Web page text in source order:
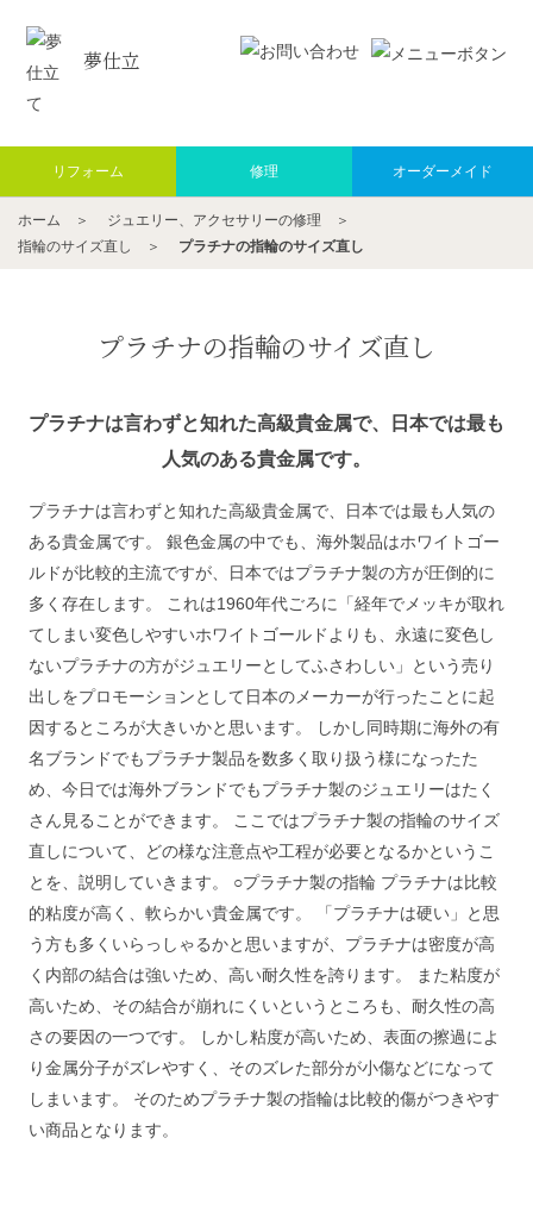
夢仕立
リフォーム 修理 オーダーメイド
ホーム ＞ ジュエリー、アクセサリーの修理 ＞
指輪のサイズ直し
＞ プラチナの指輪のサイズ直し
プラチナの指輪のサイズ直し
プラチナは言わずと知れた高級貴金属で、日本では最も
人気のある貴金属です。
プラチナは言わずと知れた高級貴金属で、日本では最も人気の
ある貴金属です。 銀色金属の中でも、海外製品はホワイトゴー
ルドが比較的主流ですが、日本ではプラチナ製の方が圧倒的に
多く存在します。 これは1960年代ごろに「経年でメッキが取れ
てしまい変色しやすいホワイトゴールドよりも、永遠に変色し
ないプラチナの方がジュエリーとしてふさわしい」という売り
出しをプロモーションとして日本のメーカーが行ったことに起
因するところが大きいかと思います。 しかし同時期に海外の有
名ブランドでもプラチナ製品を数多く取り扱う様になったた
め、今日では海外ブランドでもプラチナ製のジュエリーはたく
さん見ることができます。 ここではプラチナ製の指輪のサイズ
直しについて、どの様な注意点や工程が必要となるかというこ
とを、説明していきます。 ○プラチナ製の指輪 プラチナは比較
的粘度が高く、軟らかい貴金属です。 「プラチナは硬い」と思
う方も多くいらっしゃるかと思いますが、プラチナは密度が高
く内部の結合は強いため、高い耐久性を誇ります。 また粘度が
高いため、その結合が崩れにくいというところも、耐久性の高
さの要因の一つです。 しかし粘度が高いため、表面の擦過によ
り金属分子がズレやすく、そのズレた部分が小傷などになって
しまいます。 そのためプラチナ製の指輪は比較的傷がつきやす
い商品となります。